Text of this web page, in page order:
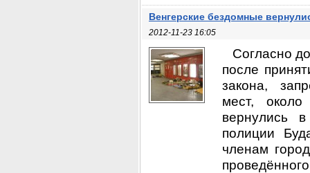
Венгерские бездомные
2012-11-23 16:05
Согласно
после
закона,
мест,
вернулись
полиции
членам